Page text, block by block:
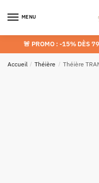
MENU
🚨 PROMO : -15% DÈS
Accueil / Théière / Théière